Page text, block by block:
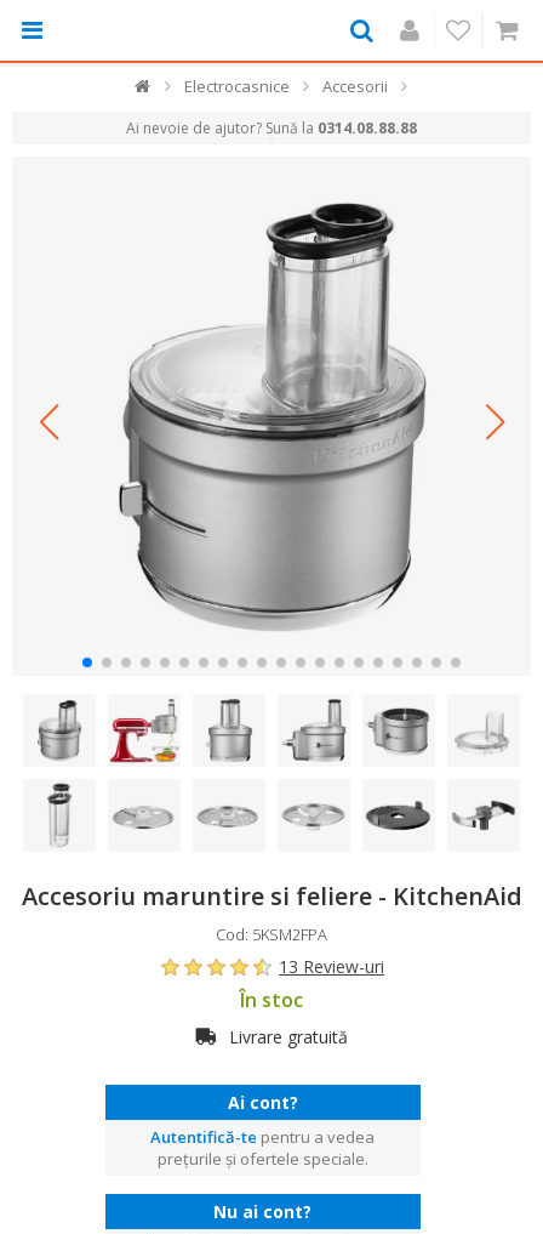
Electrocasnice Accesorii
Ai nevoie de ajutor? Sună la 0314.08.88.88
Accesoriu maruntire si feliere - KitchenAid
Cod: 5KSM2FPA
13 Review-uri
În stoc
Livrare gratuită
Ai cont?
Autentifică-te pentru a vedea
prețurile și ofertele speciale.
Nu ai cont?